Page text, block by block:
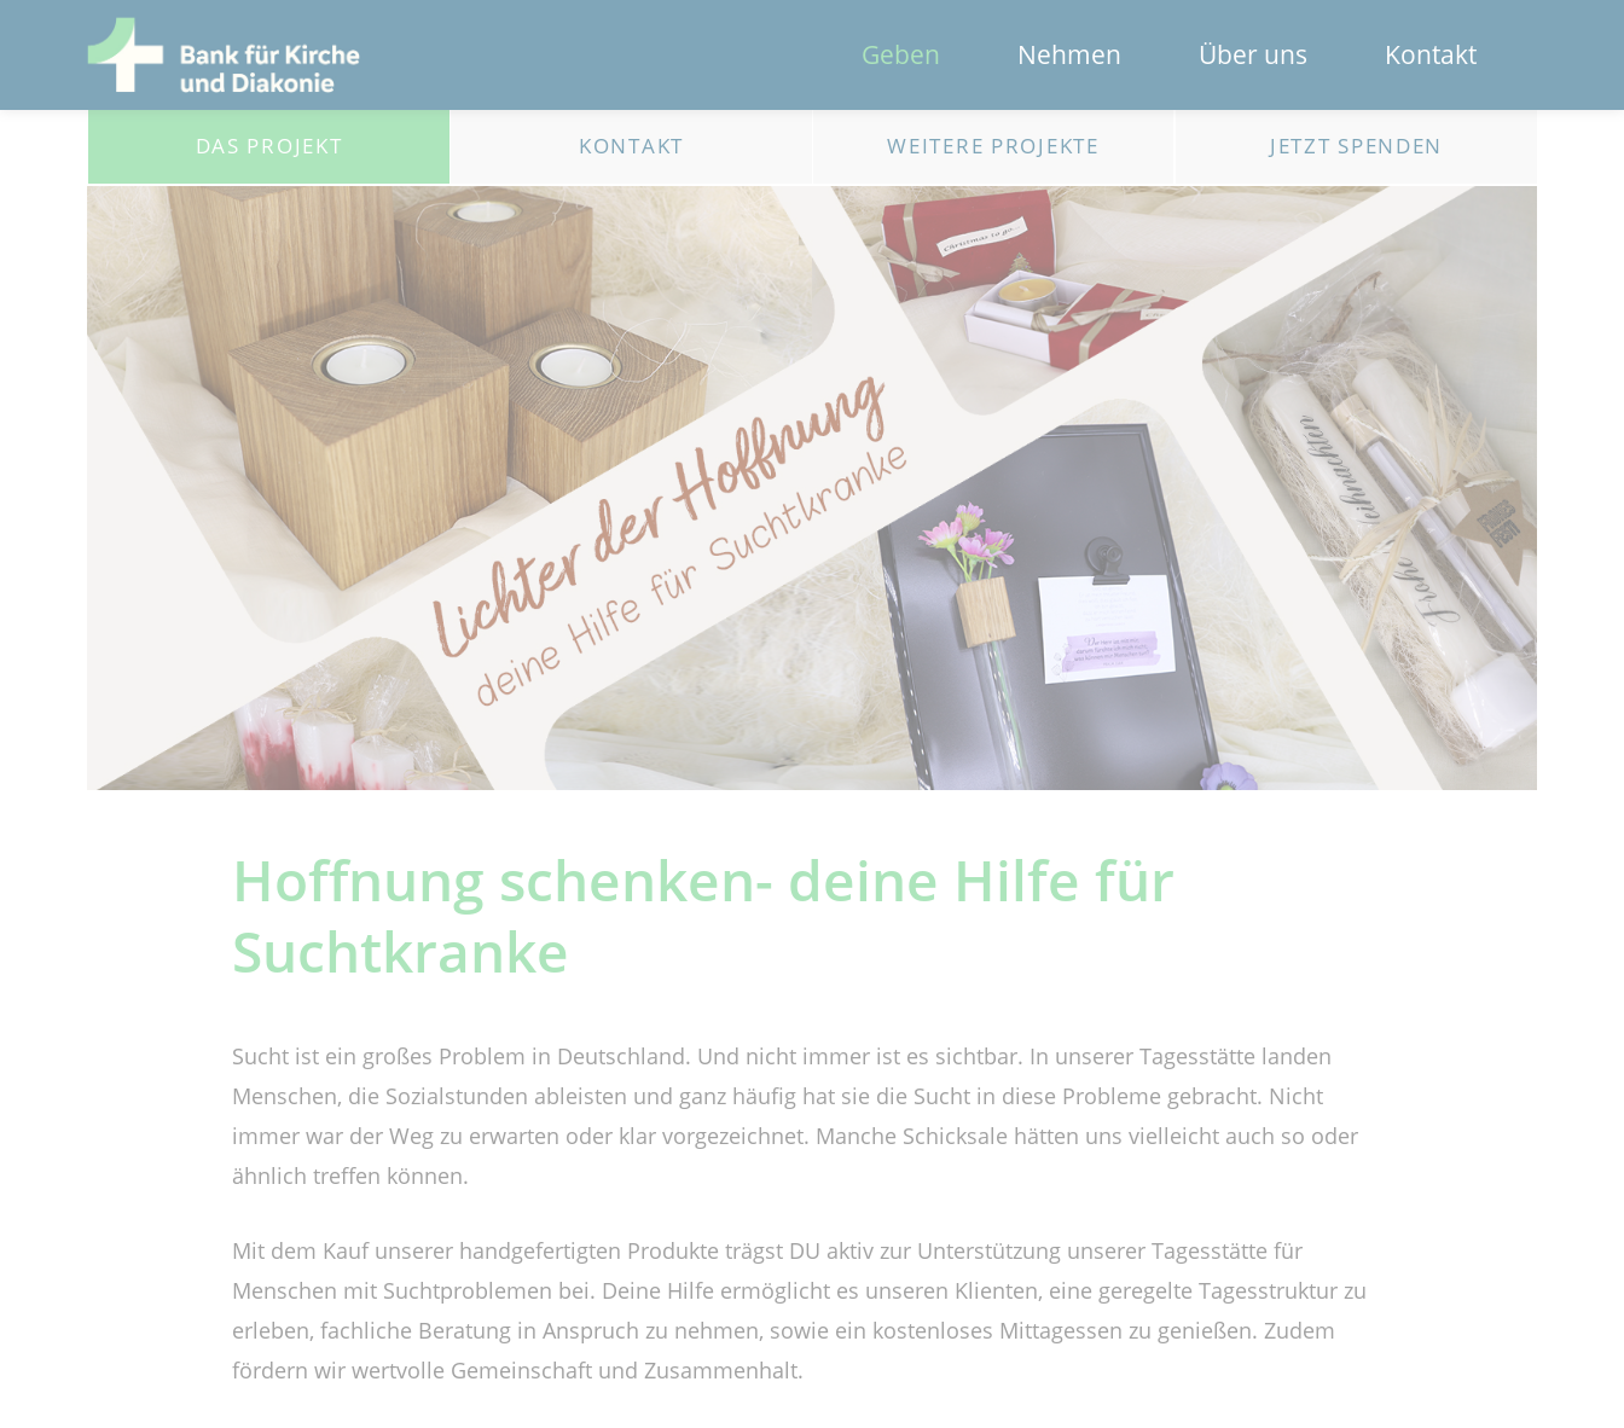
Geben Nehmen Über uns
Das Spendenportal
Die Bank
Das Team
Erklärfilme
Registrierung für Institutionen
Kontakt
Kontakt
DAS PROJEKT KONTAKT WEITERE PROJEKTE JETZT SPENDEN
Hoffnung schenken- deine Hilfe für
Suchtkranke
Sucht ist ein großes Problem in Deutschland. Und nicht immer ist es sichtbar. In unserer Tagesstätte landen
Menschen, die Sozialstunden ableisten und ganz häufig hat sie die Sucht in diese Probleme gebracht. Nicht
immer war der Weg zu erwarten oder klar vorgezeichnet. Manche Schicksale hätten uns vielleicht auch so oder
ähnlich treffen können.
Mit dem Kauf unserer handgefertigten Produkte trägst DU aktiv zur Unterstützung unserer Tagesstätte für
Menschen mit Suchtproblemen bei. Deine Hilfe ermöglicht es unseren Klienten, eine geregelte Tagesstruktur zu
erleben, fachliche Beratung in Anspruch zu nehmen, sowie ein kostenloses Mittagessen zu genießen. Zudem
fördern wir wertvolle Gemeinschaft und Zusammenhalt.